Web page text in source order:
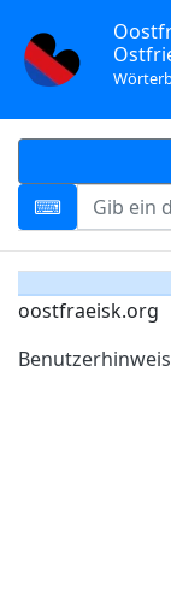
oostfraeisk.org